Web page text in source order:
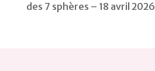
des 7 sphères – 18 avril 2026